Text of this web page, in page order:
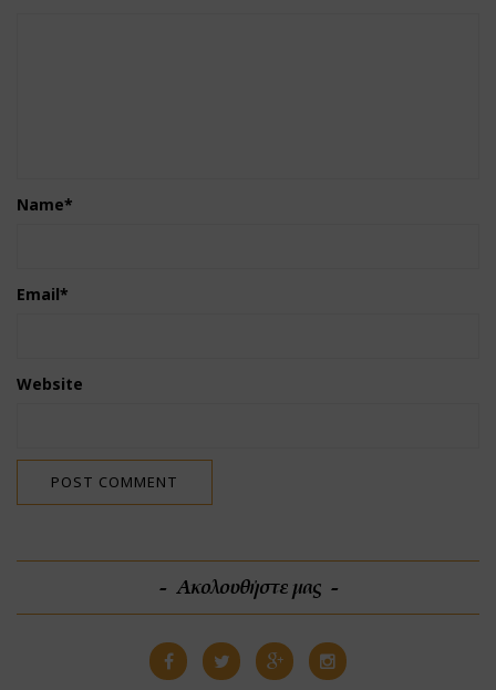
Name*
Email*
Website
Ακολουθήστε μας